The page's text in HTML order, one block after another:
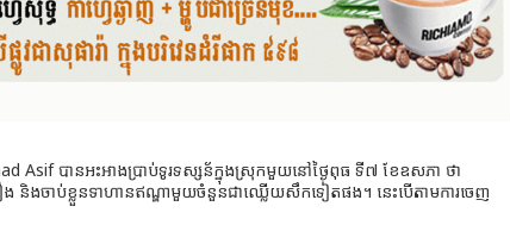
Asif បានអះអាងប្រាប់ទូរទស្សន័ក្នុងស្រុកមួយនៅថ្ងៃពុធ ទី៧ ខែឧសភា ថា
និងចាប់ខ្លួនទាហានឥណ្ឌាមួយចំនួនជាឈ្លើយសឹកទៀតផង។ នេះបើតាមការចេញ